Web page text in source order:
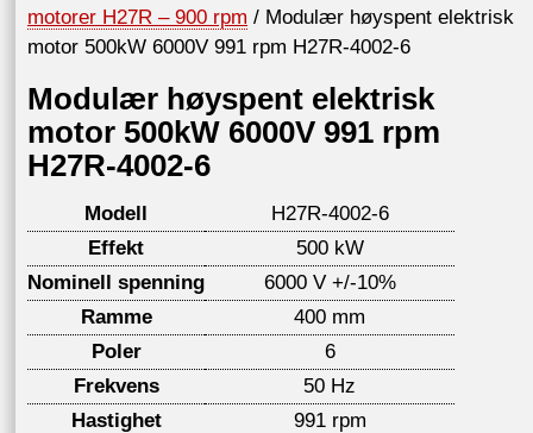
motorer H27R – 900 rpm / Modulær høyspent elektrisk
motor 500kW 6000V 991 rpm H27R-4002-6
Modulær høyspent elektrisk
motor 500kW 6000V 991 rpm
H27R-4002-6
Modell
H27R-4002-6
Effekt
500 kW
Nominell spenning
6000 V +/-10%
Ramme
400 mm
Poler
6
Frekvens
50 Hz
Hastighet
991 rpm